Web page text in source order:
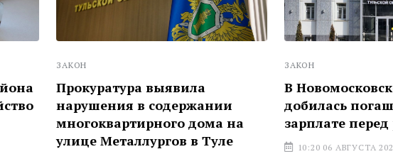
Прокуратура выявила
нарушения в содержании
многоквартирного дома на
улице Металлургов в Туле
В Новомосковске
добилась погашения
зарплате перед
10:20 06 АВГУСТА 2026